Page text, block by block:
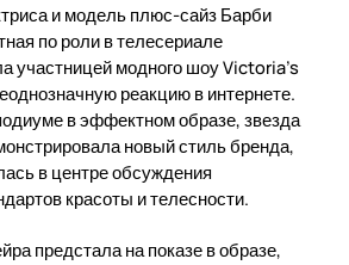
и модель плюс-сайз Барби
по роли в телесериале
участницей модного шоу Victoria's
реакцию в интернете.
в эффектном образе, звезда
новый стиль бренда,
в центре обсуждения
красоты и телесности.
предстала на показе в образе,